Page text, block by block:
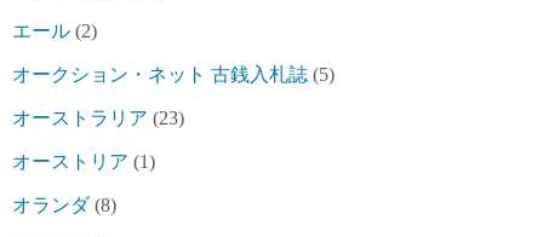
エール (2)
オークション・ネット 古銭入札誌 (5)
オーストラリア (23)
オーストリア (1)
オランダ(8)